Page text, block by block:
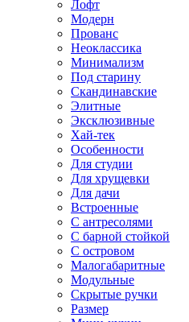
Лофт
Модерн
Прованс
Неоклассика
Минимализм
Под старину
Скандинавские
Элитные
Эксклюзивные
Хай-тек
Особенности
Для студии
Для хрущевки
Для дачи
Встроенные
С антресолями
С барной стойкой
С островом
Малогабаритные
Модульные
Скрытые ручки
Размер